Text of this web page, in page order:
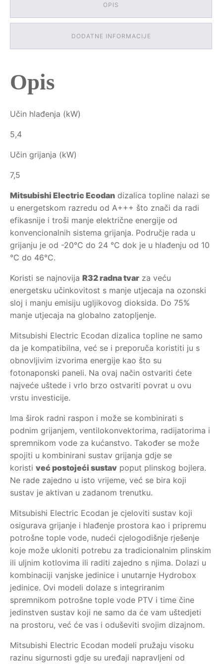
OPIS
DODATNE INFORMACIJE
Opis
Učin hlađenja (kW)
5,4
Učin grijanja (kW)
7,5
Mitsubishi Electric Ecodan dizalica topline nalazi se
u energetskom razredu od A+++ što znači da radi
efikasnije i troši manje električne energije od
konvencionalnih sistema grijanja. Područje rada u
grijanju je od -20°C do 24 °C dok je u hlađenju od 10
°C do 46°C.
Koristi se najnovija R32 radna tvar za veću
energetsku učinkovitost s manje utjecaja na ozonski
sloj i manju emisiju ugljikovog dioksida. Do 75%
manje utjecaja na globalno zatopljenje.
Mitsubishi Electric Ecodan dizalica topline ne samo
da je kompatibilna, već se i preporuča koristiti ju s
obnovljivim izvorima energije kao što su
fotonaponski paneli. Na ovaj način ostvariti ćete
najveće uštede i vrlo brzo ostvariti povrat u ovu
vrstu investicije.
Ima širok radni raspon i može se kombinirati s
podnim grijanjem, ventilokonvektorima, radijatorima i
spremnikom vode za kućanstvo. Također se može
spojiti u kombinirani sustav grijanja gdje se
koristi već postojeći sustav poput plinskog bojlera.
Ne rade zajedno u isto vrijeme, već se bira koji
sustav je aktivan u zadanom trenutku.
Mitsubishi Electric Ecodan je cjeloviti sustav koji
osigurava grijanje i hlađenje prostora kao i pripremu
potrošne tople vode, nudeći cjelogodišnje rješenje
koje može ukloniti potrebu za tradicionalnim plinskim
ili uljnim kotlovima ili raditi zajedno s njima. Dolazi u
kombinaciji vanjske jedinice i unutarnje Hydrobox
jedinice. Ovi modeli dolaze s integriranim
spremnikom potrošne tople vode PTV i time čine
jedinstven sustav koji ne samo da će vam uštedjeti
na prostoru, već će vas i oduševiti svojim dizajnom.
Mitsubishi Electric Ecodan modeli pružaju visoku
razinu sigurnosti gdje su uređaji napravljeni od